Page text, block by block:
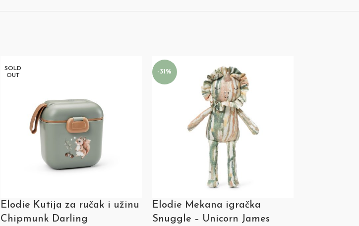
SOLD
OUT
Elodie Kutija za ručak i užinu
Chipmunk Darling
-31%
Elodie Mekana igračka
Snuggle – Unicorn James